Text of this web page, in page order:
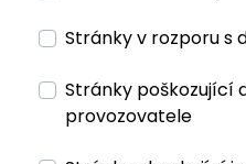
Stránky v rozporu s
Stránky poškozující
provozovatele